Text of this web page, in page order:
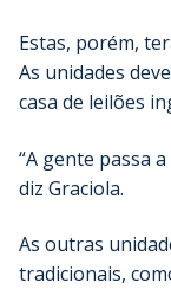
Estas, porém,
As unidades
casa de leilões
“A gente passa
diz Graciola.
As outras
tradicionais,